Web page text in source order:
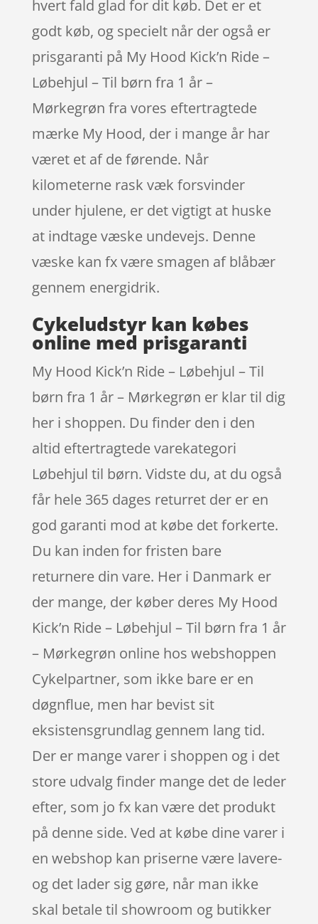
hvert fald glad for dit køb. Det er et
godt køb, og specielt når der også er
prisgaranti på My Hood Kick’n Ride –
Løbehjul – Til børn fra 1 år –
Mørkegrøn fra vores eftertragtede
mærke My Hood, der i mange år har
været et af de førende. Når
kilometerne rask væk forsvinder
under hjulene, er det vigtigt at huske
at indtage væske undevejs. Denne
væske kan fx være smagen af blåbær
gennem energidrik.
Cykeludstyr kan købes
online med prisgaranti
My Hood Kick’n Ride – Løbehjul – Til
børn fra 1 år – Mørkegrøn er klar til dig
her i shoppen. Du finder den i den
altid eftertragtede varekategori
Løbehjul til børn. Vidste du, at du også
får hele 365 dages returret der er en
god garanti mod at købe det forkerte.
Du kan inden for fristen bare
returnere din vare. Her i Danmark er
der mange, der køber deres My Hood
Kick’n Ride – Løbehjul – Til børn fra 1 år
– Mørkegrøn online hos webshoppen
Cykelpartner, som ikke bare er en
døgnflue, men har bevist sit
eksistensgrundlag gennem lang tid.
Der er mange varer i shoppen og i det
store udvalg finder mange det de leder
efter, som jo fx kan være det produkt
på denne side. Ved at købe dine varer i
en webshop kan priserne være lavere-
og det lader sig gøre, når man ikke
skal betale til showroom og butikker